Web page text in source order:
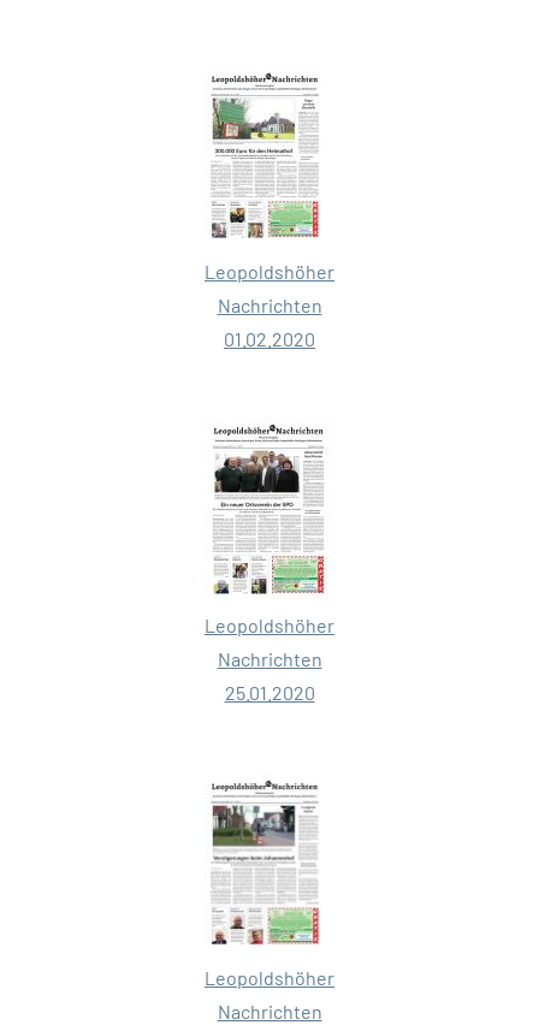
Leopoldshöher
Nachrichten
01.02.2020
Leopoldshöher
Nachrichten
25.01.2020
Leopoldshöher
Nachrichten